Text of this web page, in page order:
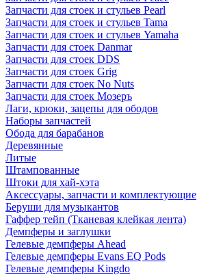
Запчасти для стоек и стульев Pearl
Запчасти для стоек и стульев Tama
Запчасти для стоек и стульев Yamaha
Запчасти для стоек Danmar
Запчасти для стоек DDS
Запчасти для стоек Grig
Запчасти для стоек No Nuts
Запчасти для стоек Мозеръ
Лаги, крюки, зацепы для ободов
Наборы запчастей
Обода для барабанов
Деревянные
Литые
Штампованные
Штоки для хай-хэта
Аксессуары, запчасти и комплектующие
Беруши для музыкантов
Гаффер тейп (Тканевая клейкая лента)
Демпферы и заглушки
Гелевые демпферы Ahead
Гелевые демпферы Evans EQ Pods
Гелевые демпферы Kingdo